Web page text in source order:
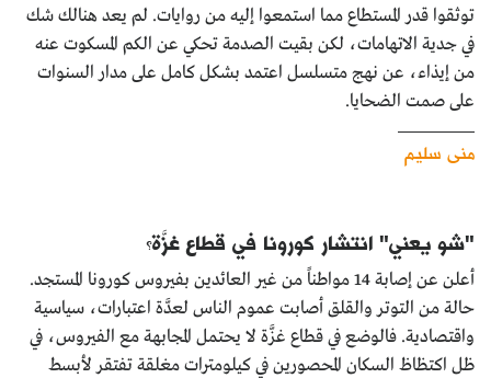
إفتتاحية
فكرة
دفاتر
بالصورة
الأرشيف
توثقوا قدر المستطاع مما استمعوا إليه من روايات. لم يعد هنالك شك
في جدية الاتهامات، لكن بقيت الصدمة تحكي عن الكم المسكوت عنه
من إيذاء، عن نهج متسلسل اعتمد بشكل كامل على مدار السنوات
على صمت الضحايا.
منى سليم
"شو يعني" انتشار كورونا في قطاع غزَّة؟
أعلن عن إصابة 14 مواطناً من غير العائدين بفيروس كورونا المستجد.
حالة من التوتر والقلق أصابت عموم الناس لعدَّة اعتبارات، سياسية
واقتصادية. فالوضع في قطاع غزَّة لا يحتمل المجابهة مع الفيروس، في
ظل اكتظاظ السكان المحصورين في كيلومترات مغلقة تفتقر لأبسط